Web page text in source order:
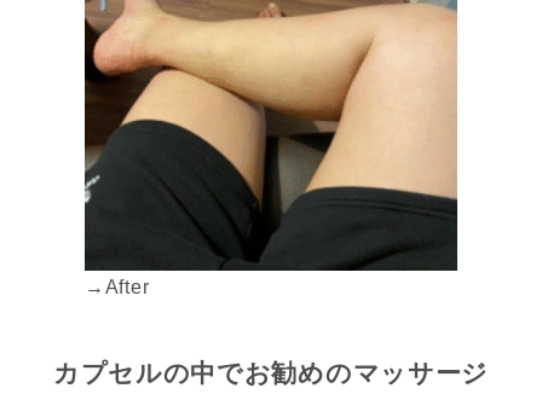
→After
カプセルの中でお勧めのマッサージ